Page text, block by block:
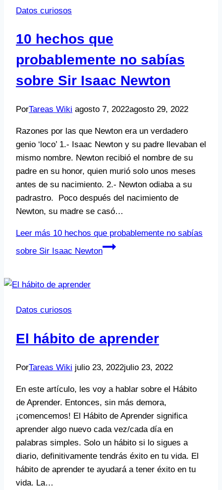
Datos curiosos
10 hechos que
probablemente no sabías
sobre Sir Isaac Newton
PorTareas Wiki agosto 7, 2022agosto 29, 2022
Razones por las que Newton era un verdadero
genio ‘loco’ 1.- Isaac Newton y su padre llevaban el
mismo nombre. Newton recibió el nombre de su
padre en su honor, quien murió solo unos meses
antes de su nacimiento. 2.- Newton odiaba a su
padrastro. Poco después del nacimiento de
Newton, su madre se casó…
Leer más 10 hechos que probablemente no sabías
sobre Sir Isaac Newton
Datos curiosos
El hábito de aprender
PorTareas Wiki julio 23, 2022julio 23, 2022
En este artículo, les voy a hablar sobre el Hábito
de Aprender. Entonces, sin más demora,
¡comencemos! El Hábito de Aprender significa
aprender algo nuevo cada vez/cada día en
palabras simples. Solo un hábito si lo sigues a
diario, definitivamente tendrás éxito en tu vida. El
hábito de aprender te ayudará a tener éxito en tu
vida. La…